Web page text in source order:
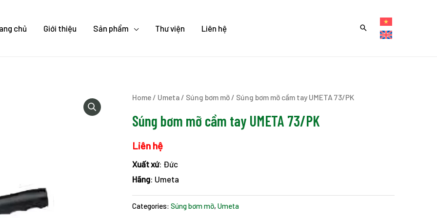
chủ Giới thiệu Sản phẩm Thư viện Liên hệ
Home/ Umeta/ Súng bơm mỡ/ Súng bơm mỡ cầm tay UMETA 73/PK
Súng bơm mỡ cầm tay UMETA 73/PK
Liên hệ
Xuất xứ: Đức
Hãng: Umeta
Categories: Súng bơm mỡ, Umeta